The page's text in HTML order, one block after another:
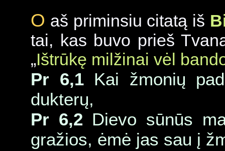
O aš priminsiu citatą iš
tai, kas buvo prieš
„Ištrūkę milžinai vėl
Pr 6,1Kai žmonių
dukterų,
Pr 6,2 Dievo sūnūs
gražios, ėmė jas sau į